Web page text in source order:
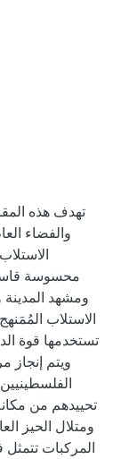
تهدف هذه
والفضاء
محسوسة
ومشهد المدينة
الاستلاب
تستخدمها قوة
ويتم إنجاز
تحييدهم من
ومتلال الحيز
المركبات